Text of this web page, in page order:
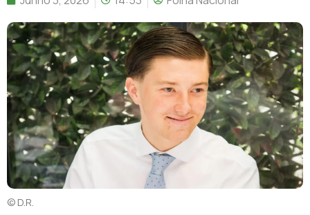
© D.R.